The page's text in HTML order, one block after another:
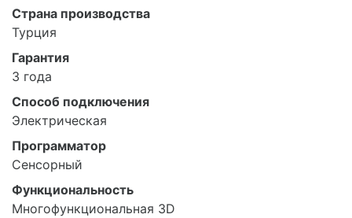
Страна производства
Турция
Гарантия
3 года
Способ подключения
Электрическая
Программатор
Сенсорный
Функциональность
Многофункциональная 3D